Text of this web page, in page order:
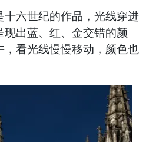
十六世纪的作品，光线穿进
出蓝、红、金交错的颜
，看光线慢慢移动，颜色也